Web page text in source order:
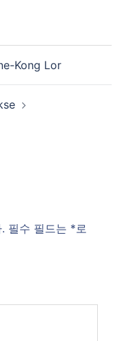
Kong Lor
필수 필드는 * 로